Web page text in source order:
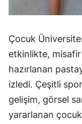
Çocuk
etkinlikte,
hazırlanan
izledi. Çeşitli
gelişim, görsel
yararlanan